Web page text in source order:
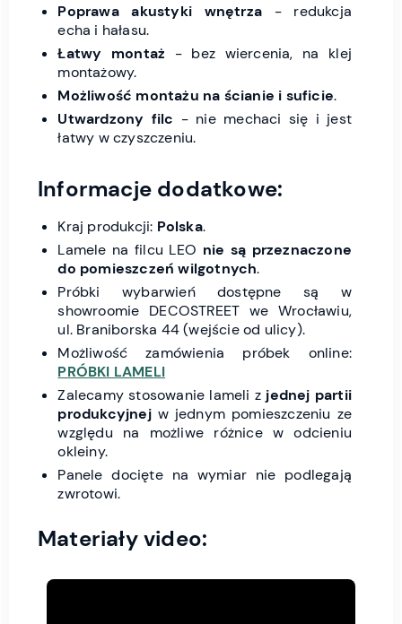
Poprawa akustyki wnętrza- redukcja
echa i hałasu.
Łatwy montaż - bez wiercenia, na klej
montażowy.
Możliwość montażu na ścianie i suficie.
Utwardzony filc - nie mechaci się i jest
łatwy w czyszczeniu.
Informacje dodatkowe:
Kraj produkcji: Polska.
Lamele na filcu LEO nie są przeznaczone
do pomieszczeń wilgotnych.
Próbki wybarwień dostępne są w
showroomie DECOSTREET we Wrocławiu,
ul. Braniborska 44 (wejście od ulicy).
Możliwość zamówienia próbek online:
PRÓBKI LAMELI
Zalecamy stosowanie lameli z jednej partii
produkcyjnejw jednym pomieszczeniu ze
względu na możliwe różnice w odcieniu
okleiny.
Panele docięte na wymiar nie podlegają
zwrotowi.
Materiały video: